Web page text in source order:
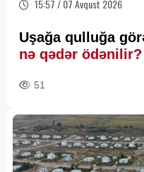
15:57 / 07 Avqust 2026
Uşağa qulluğa
nə qədər ödənilir?
51